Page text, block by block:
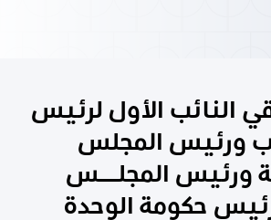
النائب الأول لرئيس
ورئيس المجلس
ورئيس المجلــــس
حكومة الوحدة